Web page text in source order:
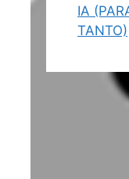
IA
TANTO)